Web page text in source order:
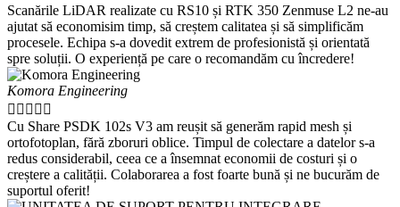
Scanările LiDAR realizate cu RS10 și RTK 350 Zenmuse L2 ne-au
ajutat să economisim timp, să creștem calitatea și să simplificăm
procesele. Echipa s-a dovedit extrem de profesionistă și orientată
spre soluții. O experiență pe care o recomandăm cu încredere!
Komora Engineering
    
Cu Share PSDK 102s V3 am reușit să generăm rapid mesh și
ortofotoplan, fără zboruri oblice. Timpul de colectare a datelor s-a
redus considerabil, ceea ce a însemnat economii de costuri și o
creștere a calității. Colaborarea a fost foarte bună și ne bucurăm de
suportul oferit!